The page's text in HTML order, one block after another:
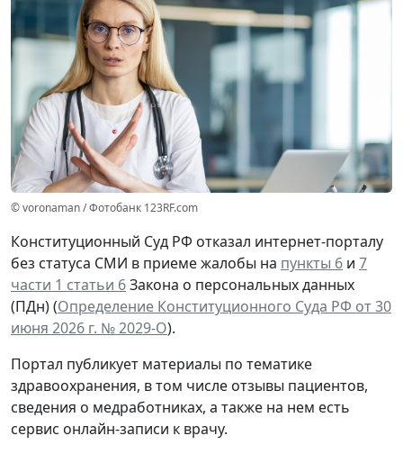
© voronaman / Фотобанк 123RF.com
Конституционный Суд РФ отказал интернет-порталу
без статуса СМИ в приеме жалобы на пункты 6 и 7
части 1 статьи 6Закона о персональных данных
(ПДн) (Определение Конституционного Суда РФ от 30
июня 2026 г. № 2029-О).
Портал публикует материалы по тематике
здравоохранения, в том числе отзывы пациентов,
сведения о медработниках, а также на нем есть
сервис онлайн-записи к врачу.